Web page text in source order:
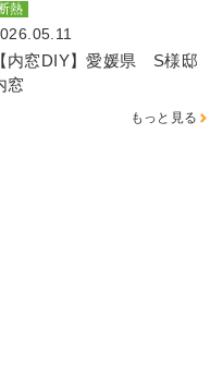
熱
【内窓DIY】愛媛県 S様邸
窓
もっと見る